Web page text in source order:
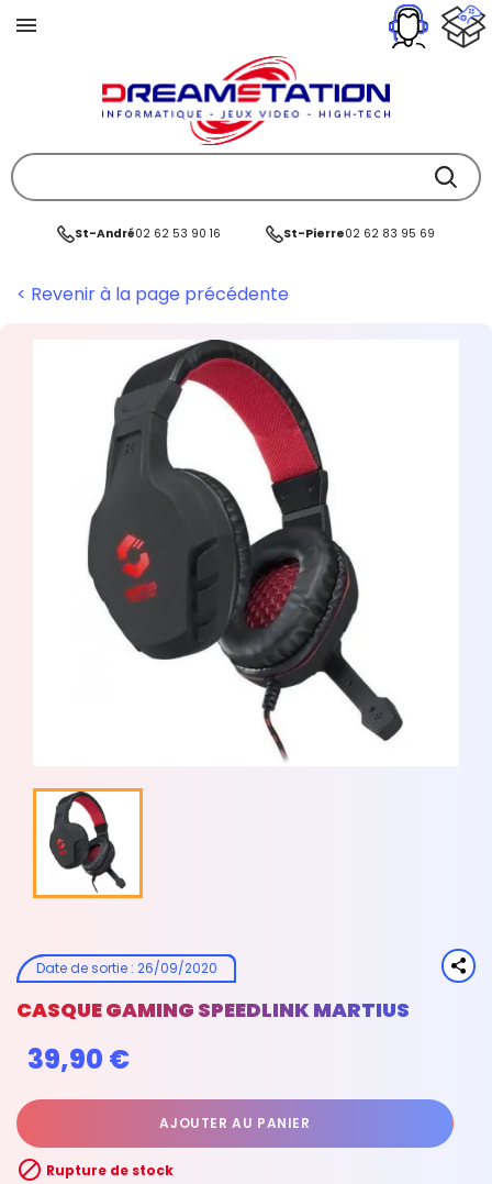
St-André02 62 53 90 16 St-Pierre02 62 83 95 69
< Revenir à la page précédente
Date de sortie: 26/09/2020
CASQUE GAMING SPEEDLINK MARTIUS
39,90 €
AJOUTER AU PANIER
 Rupture de stock